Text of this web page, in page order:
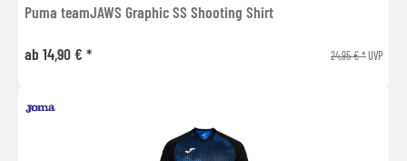
Puma teamJAWS Graphic SS Shooting Shirt
ab 14,90 € * 24,95 € *UVP